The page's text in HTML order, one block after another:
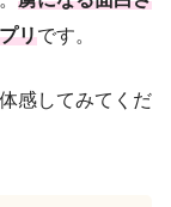
リです。
感してみてくだ